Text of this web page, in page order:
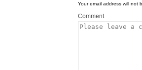
Your email address will not
Comment